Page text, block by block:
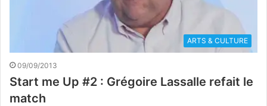
ARTS & CULTURE
09/09/2013
Start me Up #2 : Grégoire Lassalle refait le
match